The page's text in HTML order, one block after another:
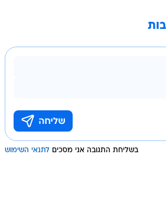
בשליחת התגובה אני מסכים לתנאי השימוש